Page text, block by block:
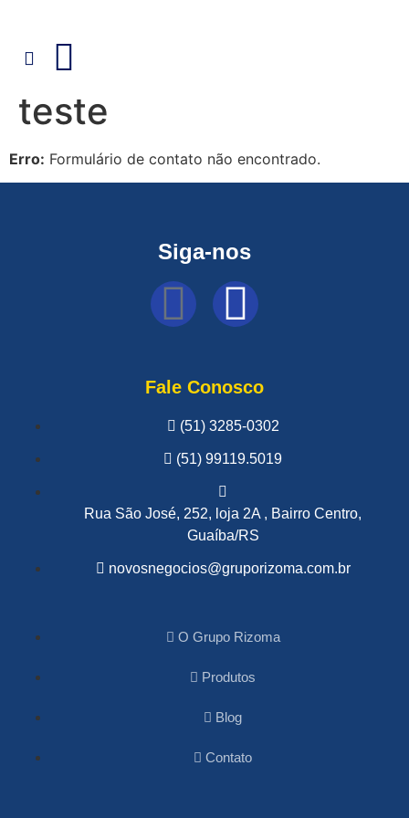
teste
Erro: Formulário de contato não encontrado.
Siga-nos
Fale Conosco
(51) 3285-0302
(51) 99119.5019
Rua São José, 252, loja 2A , Bairro Centro,
Guaíba/RS
novosnegocios@gruporizoma.com.br
O Grupo Rizoma
Produtos
Blog
Contato